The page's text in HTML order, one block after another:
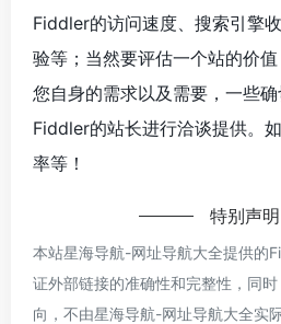
Fiddler的访问速度、搜索引擎
验等；当然要评估一个站的价
您自身的需求以及需要，一些
Fiddler的站长进行洽谈提供。
率等！
特别声明
本站星海导航-网址导航大全提供的
证外部链接的准确性和完整性，同
向，不由星海导航-网址导航大全实